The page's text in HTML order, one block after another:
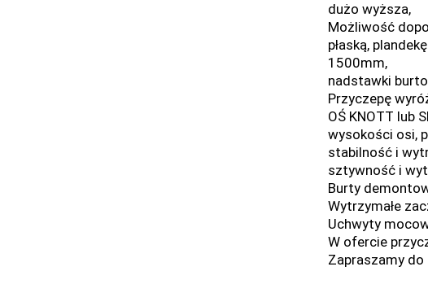
dużo wyższa,
Możliwość
płaską,
1500mm,
nadstawki
Przyczepę
OŚ KNOTT lub
wysokości osi,
stabilność i
sztywność i
Burty
Wytrzymałe
Uchwyty
W ofercie
Zapraszamy